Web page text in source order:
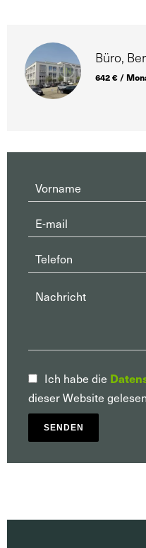
Büro,
642 € /
Ich habe die
dieser Website
SENDEN